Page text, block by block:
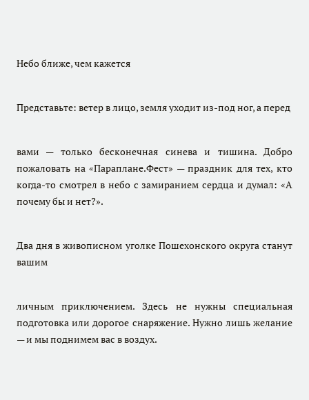
Небо ближе, чем кажется
Представьте: ветер в лицо, земля уходит из-под ног, а перед
вами — только бесконечная синева и тишина. Добро
пожаловать на «Параплане.Фест» — праздник для тех, кто
когда-то смотрел в небо с замиранием сердца и думал: «А
почему бы и нет?».
Два дня в живописном уголке Пошехонского округа станут
вашим
личным приключением. Здесь не нужны специальная
подготовка или дорогое снаряжение. Нужно лишь желание
— и мы поднимем вас в воздух.